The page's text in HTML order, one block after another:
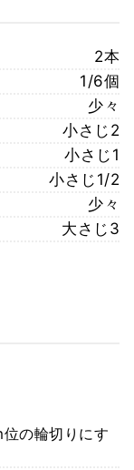
2本
1/6個
少々
小さじ2
小さじ1
小さじ1/2
少々
大さじ3
の輪切りにす